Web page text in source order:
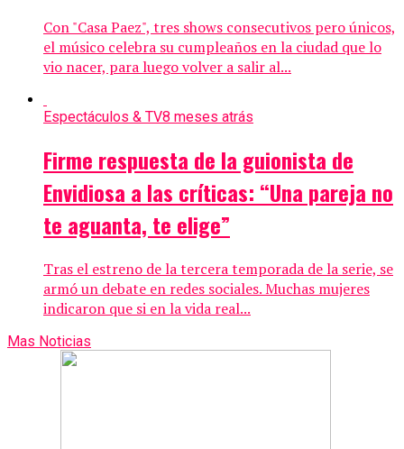
Con "Casa Paez", tres shows consecutivos pero únicos,
el músico celebra su cumpleaños en la ciudad que lo
vio nacer, para luego volver a salir al...
Espectáculos & TV8 meses atrás
Firme respuesta de la guionista de
Envidiosa a las críticas: “Una pareja no
te aguanta, te elige”
Tras el estreno de la tercera temporada de la serie, se
armó un debate en redes sociales. Muchas mujeres
indicaron que si en la vida real...
Mas Noticias